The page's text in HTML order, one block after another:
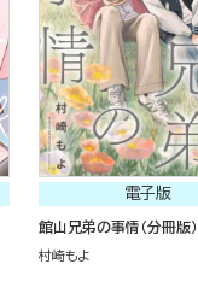
電子版
館山兄弟の事情（分冊版）
村崎もよ